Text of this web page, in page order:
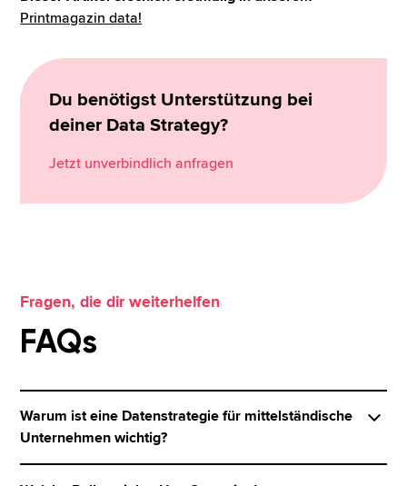
Printmagazin data!
Du benötigst Unterstützung bei
deiner Data Strategy?
Jetzt unverbindlich anfragen
Fragen, die dir weiterhelfen
FAQs
Warum ist eine Datenstrategie für mittelständische
Unternehmen wichtig?